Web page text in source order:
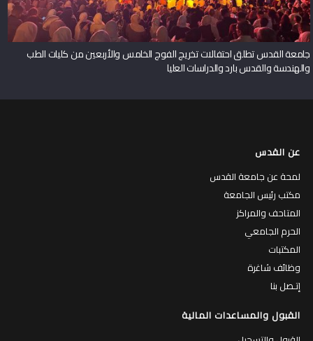
جامعة القدس تطلق احتفالات تخريج الفوج الخامس والأربعين من كليات الطب
والهندسة والقدس بارد والدراسات العليا
عن القدس
لمحة عن جامعة القدس
مكتب رئيس الجامعة
المتاحف والمراكز
الحرم الجامعي
المكتبات
وظائف شاغرة
إتـصل بنا
القبول والمساعدات المالية